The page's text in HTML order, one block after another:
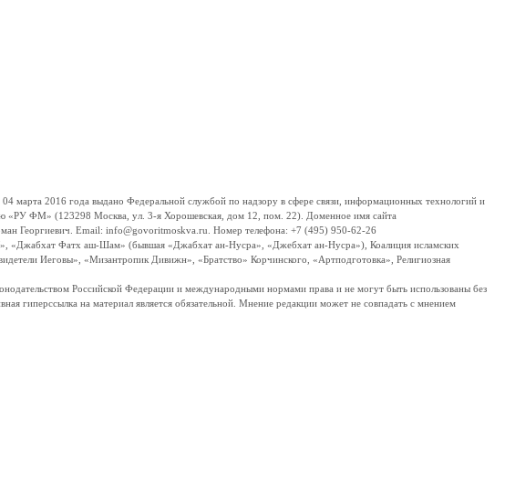
2016 года выдано Федеральной службой по надзору в сфере связи, информационных технологий и
«РУ ФМ» (123298 Москва, ул. 3-я Хорошевская, дом 12, пом. 22). Доменное имя сайта
Георгиевич. Email: info@govoritmoskva.ru. Номер телефона: +7 (495) 950-62-26
«Джабхат Фатх аш-Шам» (бывшая «Джабхат ан-Нусра», «Джебхат ан-Нусра»), Коалиция исламских
Иеговы», «Мизантропик Дивижн», «Братство» Корчинского, «Артподготовка», Религиозная
Российской Федерации и международными нормами права и не могут быть использованы без
гиперссылка на материал является обязательной. Мнение редакции может не совпадать с мнением